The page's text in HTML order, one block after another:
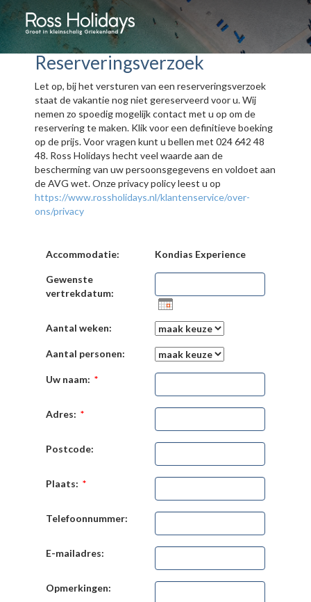
Reserveringsverzoek
Let op, bij het versturen van een reserveringsverzoek
staat de vakantie nog niet gereserveerd voor u. Wij
nemen zo spoedig mogelijk contact met u op om de
reservering te maken. Klik voor een definitieve boeking
op de prijs. Voor vragen kunt u bellen met 024 642 48
48. Ross Holidays hecht veel waarde aan de
bescherming van uw persoonsgegevens en voldoet aan
de AVG wet. Onze privacy policy leest u op
https://www.rossholidays.nl/klantenservice/over-
ons/privacy
Accommodatie: Kondias Experience
Gewenste
vertrekdatum:
Aantal weken:
Aantal personen:
Uw naam: *
Adres: *
Postcode:
Plaats: *
Telefoonnummer:
E-mailadres:
Opmerkingen: